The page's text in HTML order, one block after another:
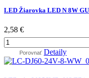
LED Žiarovka LED N 8W
2,58 €
Porovnať Detaily